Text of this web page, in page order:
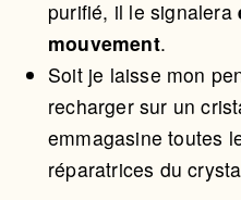
purifié, il le signalera
mouvement.
Soit je laisse mon
recharger sur un
emmagasine toutes
réparatrices du